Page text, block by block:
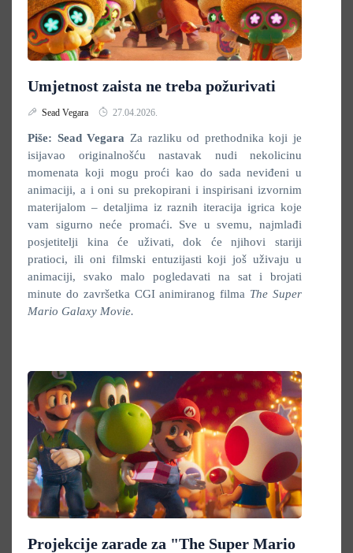
Umjetnost zaista ne treba požurivati
Sead Vegara 27.04.2026.
Piše: Sead Vegara Za razliku od prethodnika koji je
isijavao originalnošću nastavak nudi nekolicinu
momenata koji mogu proći kao do sada neviđeni u
animaciji, a i oni su prekopirani i inspirisani izvornim
materijalom – detaljima iz raznih iteracija igrica koje
vam sigurno neće promaći. Sve u svemu, najmlađi
posjetitelji kina će uživati, dok će njihovi stariji
pratioci, ili oni filmski entuzijasti koji još uživaju u
animaciji, svako malo pogledavati na sat i brojati
minute do završetka CGI animiranog filma The Super
Mario Galaxy Movie.
Projekcije zarade za "The Super Mario